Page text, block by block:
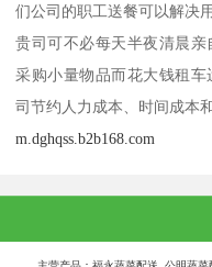
们公司的职工送餐可以解决
贵司可不必每天半夜清晨
采购小量物品而花大钱租
司节约人力成本、时间成本
m.dghqss.b2b168.com